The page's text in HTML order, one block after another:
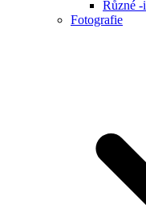
Různé -
Fotografie